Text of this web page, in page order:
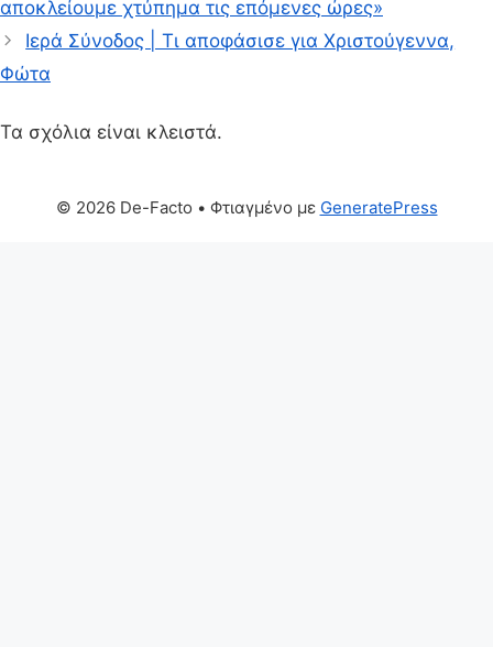
αποκλείουμε χτύπημα τις επόμενες ώρες»
Ιερά Σύνοδος | Τι αποφάσισε για Χριστούγεννα,
Φώτα
Τα σχόλια είναι κλειστά.
© 2026 De-Facto • Φτιαγμένο με GeneratePress